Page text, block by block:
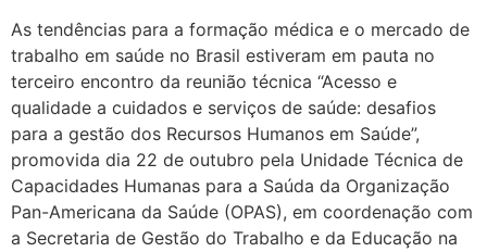
As tendências para a formação médica e o mercado de
trabalho em saúde no Brasil estiveram em pauta no
terceiro encontro da reunião técnica “Acesso e
qualidade a cuidados e serviços de saúde: desafios
para a gestão dos Recursos Humanos em Saúde”,
promovida dia 22 de outubro pela Unidade Técnica de
Capacidades Humanas para a Saúda da Organização
Pan-Americana da Saúde (OPAS), em coordenação com
a Secretaria de Gestão do Trabalho e da Educação na